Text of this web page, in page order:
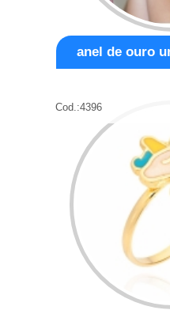
anel de ouro
Cod.:4396